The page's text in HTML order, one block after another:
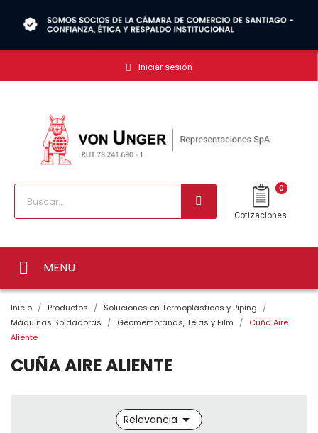
Iniciar sesión
0
Cotizaciones
MENU
Inicio Productos
Soluciones en Termoplásticos y Piping
Máquinas Soldadoras
Geomembranas, Telas y Film
Cuña Aire
Aliente
CUÑA AIRE ALIENTE
Relevancia 